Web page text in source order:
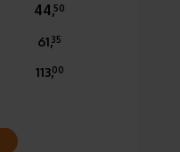
44,50
61,35
113,00